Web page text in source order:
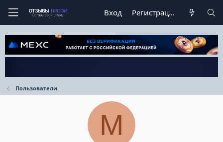
Вход Регистрация
Пользователи
М